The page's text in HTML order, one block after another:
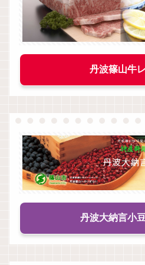
丹波篠山牛
丹波大納言小